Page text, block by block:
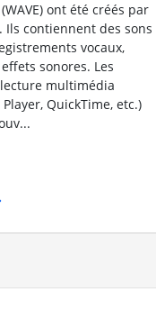
ont été créés par
Ils contiennent des sons
vocaux,
sonores. Les
multimédia
QuickTime, etc.)